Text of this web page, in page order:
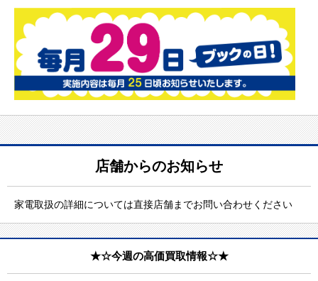
店舗からのお知らせ
家電取扱の詳細については直接店舗までお問い合わせください
★☆今週の高価買取情報☆★